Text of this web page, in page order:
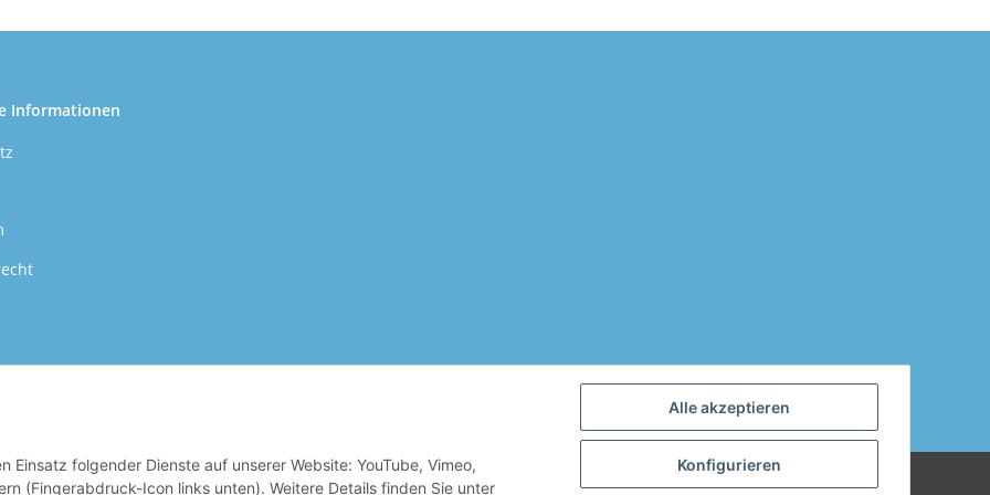
Informationen
Qualitätsansprüche sind für uns die oberste Maxime unseres Betriebes. Nur so können wir uns mit jedem Produkt, das
Einsatz folgender Dienste auf unserer Website: YouTube, Vimeo,
(Fingerabdruck-Icon links unten). Weitere Details finden Sie unter
Alle akzeptieren
Konfigurieren